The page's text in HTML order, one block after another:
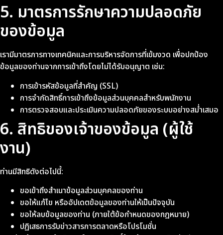
5. มาตรการรักษาความปลอดภัย
ของข้อมูล
เรามีมาตรการทางเทคนิคและการบริหารจัดการที่เข้มงวด เพื่อปกป้อง
ข้อมูลของท่านจากการเข้าถึงโดยไม่ได้รับอนุญาต เช่น:
การเข้ารหัสข้อมูลที่สำคัญ (SSL)
การจำกัดสิทธิ์การเข้าถึงข้อมูลส่วนบุคคลสำหรับพนักงาน
การตรวจสอบและประเมินความปลอดภัยของระบบอย่างสม่ำเสมอ
6. สิทธิของเจ้าของข้อมูล (ผู้ใช้
งาน)
ท่านมีสิทธิดังต่อไปนี้:
ขอเข้าถึงสำเนาข้อมูลส่วนบุคคลของท่าน
ขอให้แก้ไข หรืออัปเดตข้อมูลของท่านให้เป็นปัจจุบัน
ขอให้ลบข้อมูลของท่าน (ภายใต้ข้อกำหนดของกฎหมาย)
ปฏิเสธการรับข่าวสารการตลาดหรือโปรโมชั่น